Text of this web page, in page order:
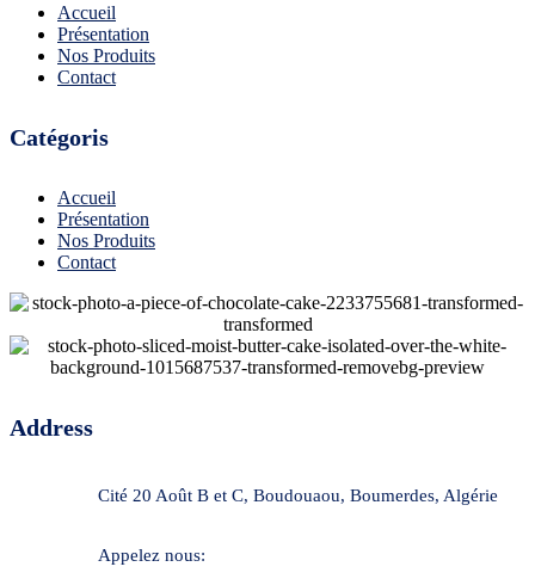
Accueil
Présentation
Nos Produits
Contact
Catégoris
Accueil
Présentation
Nos Produits
Contact
Address
Cité 20 Août B et C, Boudouaou, Boumerdes, Algérie
Appelez nous: